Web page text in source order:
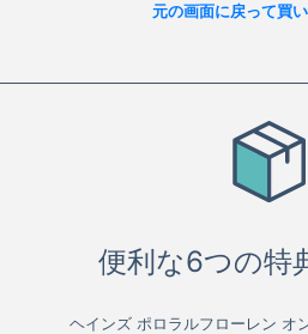
元の画面に戻って買
便利な6つの特
ヘインズ ポロラルフローレン オ